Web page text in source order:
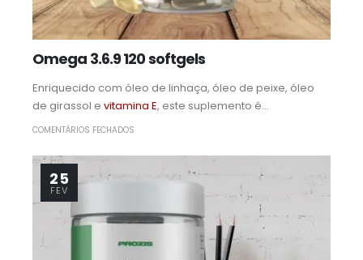
Omega 3.6.9 120 softgels
Enriquecido com óleo de linhaça, óleo de peixe, óleo
de girassol e vitamina E, este suplemento é...
COMENTÁRIOS FECHADOS
25
FEV